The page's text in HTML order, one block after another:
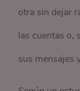
otra sin dejar
las cuentas o,
sus mensajes